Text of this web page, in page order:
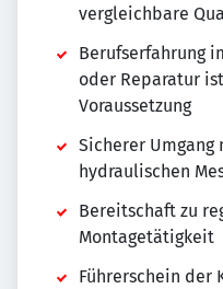
vergleichbare
Berufserfahrung
oder Reparatur
Voraussetzung
Sicherer
hydraulischen
Bereitschaft zu
Montagetätigkeit
Führerschein der